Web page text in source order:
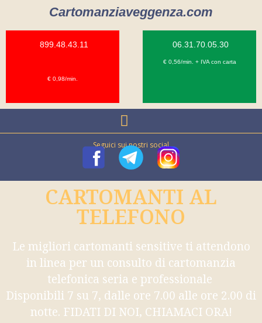
Cartomanziaveggenza.com
899.48.43.11
€ 0,98/min.
06.31.70.05.30
€ 0,56/min. + IVA con carta
Seguici sui nostri social
CARTOMANTI AL
TELEFONO
Le migliori cartomanti sensitive ti attendono
in linea per un consulto di cartomanzia
telefonica seria e professionale
Disponibili 7 su 7, dalle ore 7.00 alle ore 2.00 di
notte. FIDATI DI NOI, CHIAMACI ORA!